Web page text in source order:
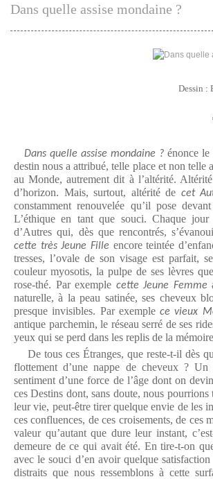
Dans quelle assise mondaine ?
Dessin :
Dans quelle assise mondaine ?énonce le
destin nous a attribué, telle place et non
au Monde, autrement dit à l’altérité.
d’horizon. Mais, surtout, altérité de cet
constamment renouvelée qu’il pose
L’éthique en tant que souci. Chaque
d’Autres qui, dès que rencontrés,
cette très Jeune Fille encore teintée
tresses, l’ovale de son visage est parfait,
couleur myosotis, la pulpe de ses lèvres
rose-thé. Par exemple cette Jeune Femme
naturelle, à la peau satinée, ses cheveux
presque invisibles. Par exemplece vieux
antique parchemin, le réseau serré de ses
yeux qui se perd dans les replis de la
De tous ces Étranges, que reste-t-il dès
flottement d’une nappe de cheveux ?
sentiment d’une force de l’âge dont on
ces Destins dont, sans doute, nous
leur vie, peut-être tirer quelque envie de les
ces confluences, de ces croisements, de ces
valeur qu’autant que dure leur instant,
demeure de ce qui avait été. En tire-t-on
avec le souci d’en avoir quelque
distraits que nous ressemblons à cette